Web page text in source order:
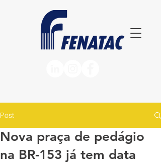
Post
Nova praça de pedágio
na BR-153 já tem data